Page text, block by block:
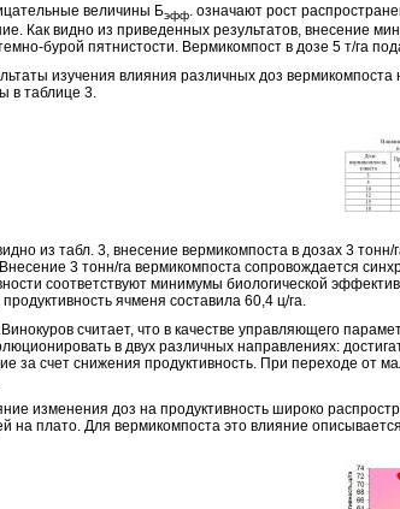
величины Бэфф. означают рост
Как видно из приведенных результатов, внесение
бурой пятнистости. Вермикомпост в дозе 5 т/га
изучения влияния различных доз вермикомпоста
в таблице 3.
из табл. 3, внесение вермикомпоста в дозах 3 тонн/
3 тонн/га вермикомпоста сопровождается
соответствуют минимумы биологической
ячменя составила 60,4 ц/га.
считает, что в качестве управляющего
в двух различных направлениях:
за счет снижения продуктивность. При переходе от
изменения доз на продуктивность широко
на плато. Для вермикомпоста это влияние